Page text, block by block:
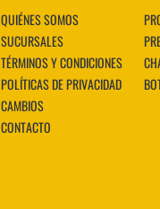
QUIÉNES SOMOS
SUCURSALES
TÉRMINOS Y CONDICIONES
POLÍTICAS DE PRIVACIDAD
CAMBIOS
CONTACTO